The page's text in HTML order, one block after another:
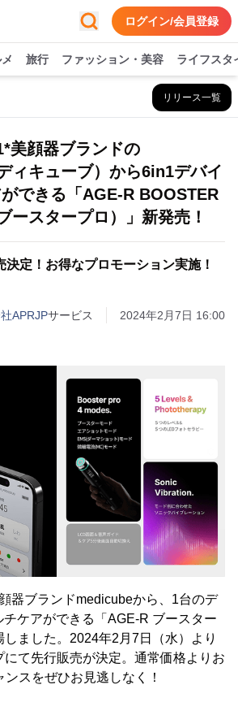
ログイン/会員登録
旅行 ファッション・美容 ライフスタ
リリース一覧
美顔器ブランドの
ィキューブ）から6in1デバイ
できる「AGE-R BOOSTER
ースタープロ）」新発売！
定！お得なプロモーション実施！
APRJPサービス 2024年2月7日 16:00
器ブランドmedicubeから、1台のデ
ケアができる「AGE-R ブースター
ました。2024年2月7日（水）より
て先行販売が決定。通常価格よりお
スをぜひお見逃しなく！